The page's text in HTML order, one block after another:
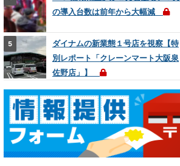
の導入台数は前年から大幅減
ダイナムの新業態１号店を視察【特
別レポート「クレーンマート大阪泉
佐野店」】